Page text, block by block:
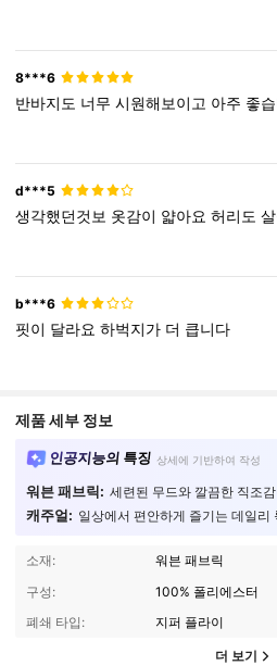
8***6
반바지도 너무시원해보이고 아주 좋
d***5
생각했던것보 옷감이 얇아요허리도
b***6
핏이 달라요하벅지가 더 큽니다
제품 세부 정보
인공지능의 특징 상세에 기반하여 작성
워븐 패브릭: 세련된 무드와 깔끔한 직조
캐주얼: 일상에서 편안하게 즐기는 데일리
소재:
워븐 패브릭
구성:
100% 폴리에스터
폐쇄 타입:
지퍼 플라이
더 보기